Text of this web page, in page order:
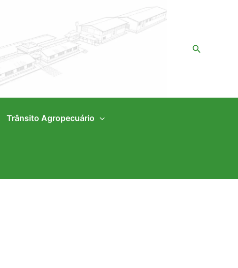
Pesquisar
Trânsito Agropecuário